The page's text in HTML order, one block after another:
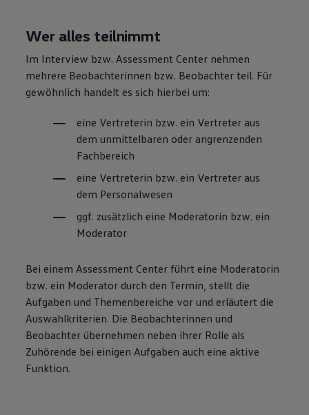
Wer alles teilnimmt
Im Interview bzw. Assessment Center nehmen
mehrere Beobachterinnen bzw. Beobachter teil. Für
gewöhnlich handelt es sich hierbei um:
eine Vertreterin bzw. ein Vertreter aus
dem unmittelbaren oder angrenzenden
Fachbereich
eine Vertreterin bzw. ein Vertreter aus
dem Personalwesen
ggf. zusätzlich eine Moderatorin bzw. ein
Moderator
Bei einem Assessment Center führt eine Moderatorin
bzw. ein Moderator durch den Termin, stellt die
Aufgaben und Themenbereiche vor und erläutert die
Auswahlkriterien. Die Beobachterinnen und
Beobachter übernehmen neben ihrer Rolle als
Zuhörende bei einigen Aufgaben auch eine aktive
Funktion.